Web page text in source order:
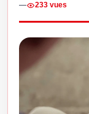
—
233 vues